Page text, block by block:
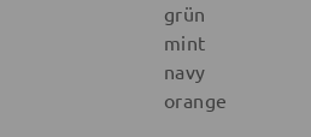
grün
mint
navy
orange